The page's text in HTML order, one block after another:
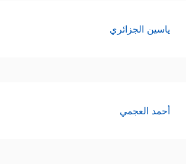
ياسين الجزائري
أحمد العجمي